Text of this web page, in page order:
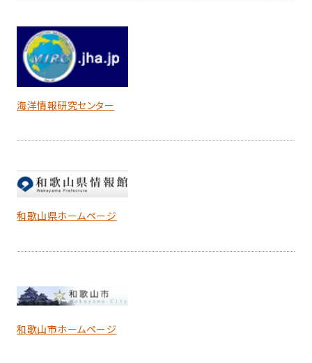
海洋情報研究センター
和歌山県ホームページ
和歌山市ホームページ